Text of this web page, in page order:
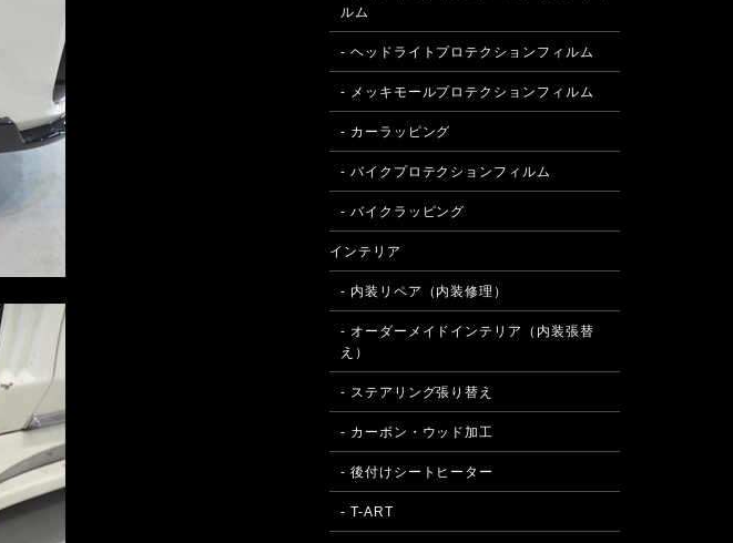
ルム
- ヘッドライトプロテクションフィルム
- メッキモールプロテクションフィルム
- カーラッピング
- バイクプロテクションフィルム
- バイクラッピング
インテリア
- 内装リペア（内装修理）
- オーダーメイドインテリア（内装張替
え）
- ステアリング張り替え
- カーボン・ウッド加工
- 後付けシートヒーター
- T-ART